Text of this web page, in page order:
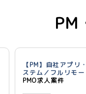
PM
【PM】自社アプリ
ステム／フルリモー
PMO求人案件